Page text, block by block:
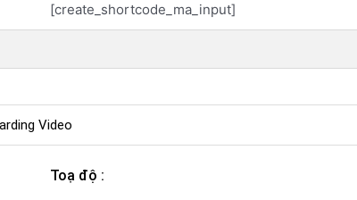
[create_shortcode_ma_input]
Video
Toạ độ :